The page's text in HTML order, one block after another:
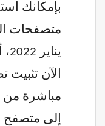
بإمكانك
متصفحات
الآن
إلى